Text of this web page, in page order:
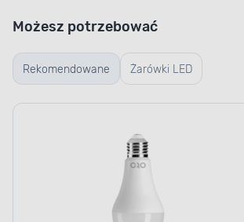
Rekomendowane Żarówki LED
Możesz potrzebować